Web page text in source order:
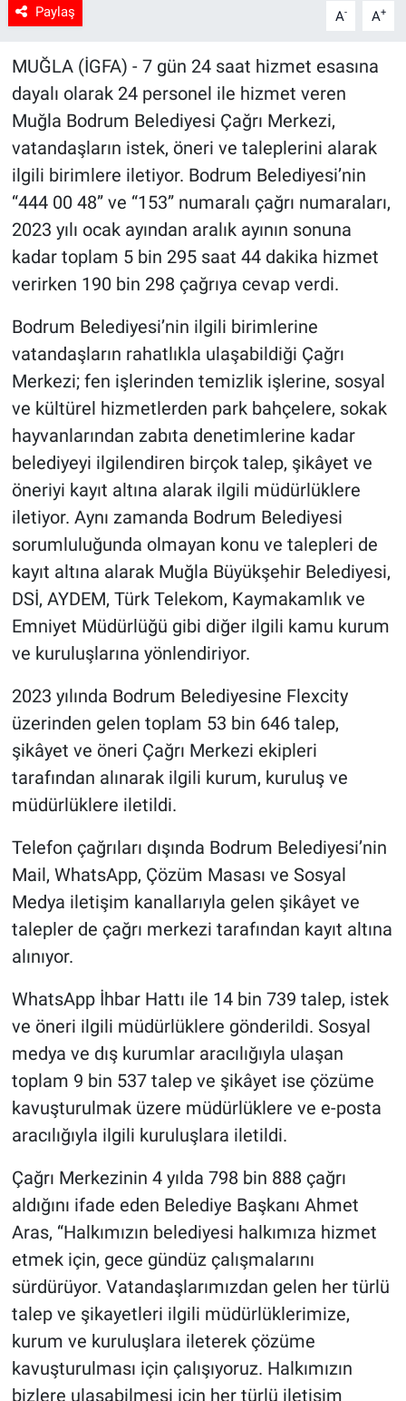
Paylaş A- A+
MUĞLA (İGFA) - 7 gün 24 saat hizmet esasına
dayalı olarak 24 personel ile hizmet veren
Muğla Bodrum Belediyesi Çağrı Merkezi,
vatandaşların istek, öneri ve taleplerini alarak
ilgili birimlere iletiyor. Bodrum Belediyesi’nin
“444 00 48” ve “153” numaralı çağrı numaraları,
2023 yılı ocak ayından aralık ayının sonuna
kadar toplam 5 bin 295 saat 44 dakika hizmet
verirken 190 bin 298 çağrıya cevap verdi.
Bodrum Belediyesi’nin ilgili birimlerine
vatandaşların rahatlıkla ulaşabildiği Çağrı
Merkezi; fen işlerinden temizlik işlerine, sosyal
ve kültürel hizmetlerden park bahçelere, sokak
hayvanlarından zabıta denetimlerine kadar
belediyeyi ilgilendiren birçok talep, şikâyet ve
öneriyi kayıt altına alarak ilgili müdürlüklere
iletiyor. Aynı zamanda Bodrum Belediyesi
sorumluluğunda olmayan konu ve talepleri de
kayıt altına alarak Muğla Büyükşehir Belediyesi,
DSİ, AYDEM, Türk Telekom, Kaymakamlık ve
Emniyet Müdürlüğü gibi diğer ilgili kamu kurum
ve kuruluşlarına yönlendiriyor.
2023 yılında Bodrum Belediyesine Flexcity
üzerinden gelen toplam 53 bin 646 talep,
şikâyet ve öneri Çağrı Merkezi ekipleri
tarafından alınarak ilgili kurum, kuruluş ve
müdürlüklere iletildi.
Telefon çağrıları dışında Bodrum Belediyesi’nin
Mail, WhatsApp, Çözüm Masası ve Sosyal
Medya iletişim kanallarıyla gelen şikâyet ve
talepler de çağrı merkezi tarafından kayıt altına
alınıyor.
WhatsApp İhbar Hattı ile 14 bin 739 talep, istek
ve öneri ilgili müdürlüklere gönderildi. Sosyal
medya ve dış kurumlar aracılığıyla ulaşan
toplam 9 bin 537 talep ve şikâyet ise çözüme
kavuşturulmak üzere müdürlüklere ve e-posta
aracılığıyla ilgili kuruluşlara iletildi.
Çağrı Merkezinin 4 yılda 798 bin 888 çağrı
aldığını ifade eden Belediye Başkanı Ahmet
Aras, “Halkımızın belediyesi halkımıza hizmet
etmek için, gece gündüz çalışmalarını
sürdürüyor. Vatandaşlarımızdan gelen her türlü
talep ve şikayetleri ilgili müdürlüklerimize,
kurum ve kuruluşlara ileterek çözüme
kavuşturulması için çalışıyoruz. Halkımızın
bizlere ulaşabilmesi için her türlü iletişim